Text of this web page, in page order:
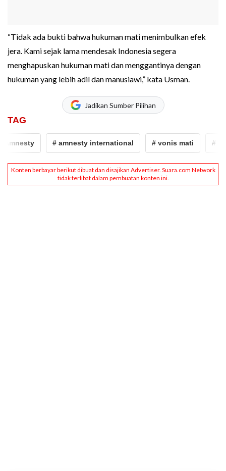
“Tidak ada bukti bahwa hukuman mati menimbulkan efek
jera. Kami sejak lama mendesak Indonesia segera
menghapuskan hukuman mati dan menggantinya dengan
hukuman yang lebih adil dan manusiawi,” kata Usman.
Jadikan Sumber Pilihan
TAG
# amnesty international # vonis mati #